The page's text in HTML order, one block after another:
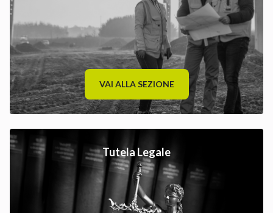
VAI ALLA SEZIONE
Tutela Legale